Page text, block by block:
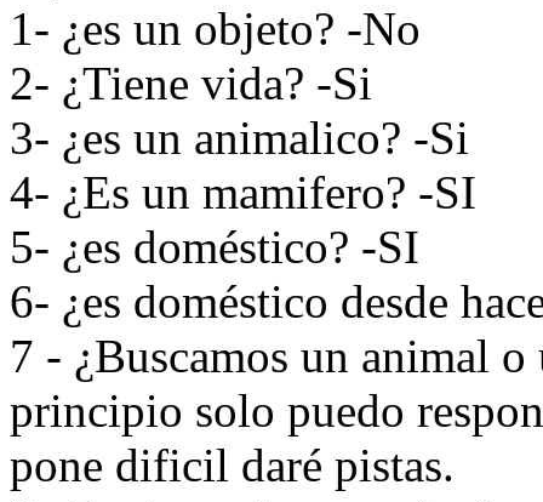
1- ¿es un objeto? -No
2- ¿Tiene vida? -Si
3- ¿es un animalico? -Si
4- ¿Es un mamifero? -SI
5- ¿es doméstico? -SI
6- ¿es doméstico desde
7 - ¿Buscamos un animal
principio solo puedo
pone dificil daré pistas.